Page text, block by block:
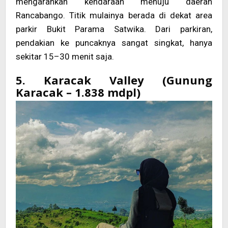
Rancabango. Titik mulainya berada di dekat area
parkir Bukit Parama Satwika. Dari parkiran,
pendakian ke puncaknya sangat singkat, hanya
sekitar 15–30 menit saja.
5. Karacak Valley (Gunung
Karacak – 1.838 mdpl)